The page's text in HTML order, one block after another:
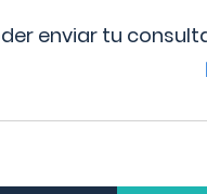
enviar tu